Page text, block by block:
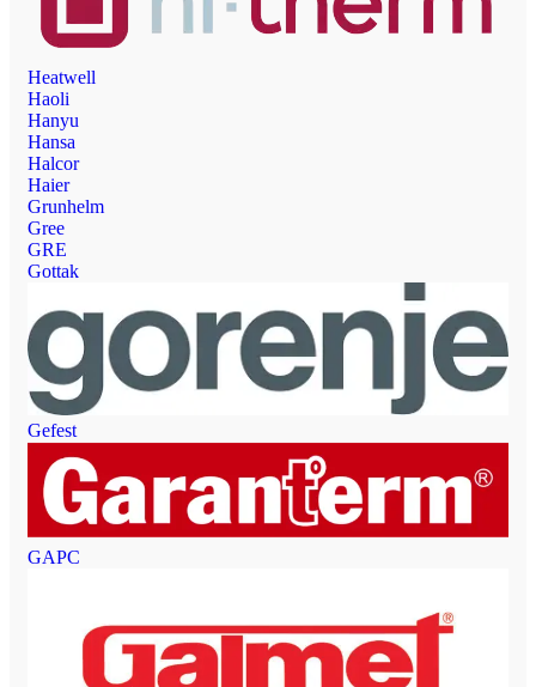
Heatwell
Haoli
Hanyu
Hansa
Halcor
Haier
Grunhelm
Gree
GRE
Gottak
Gefest
GAPC